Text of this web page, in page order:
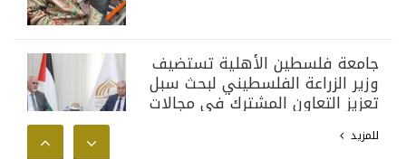
جامعة فلسطين الأهلية تستضيف
وزير الزراعة الفلسطيني لبحث سبل
تعزيز التعاون المشترك في مجالات
المجتمع الفلسطيني
للمزيد